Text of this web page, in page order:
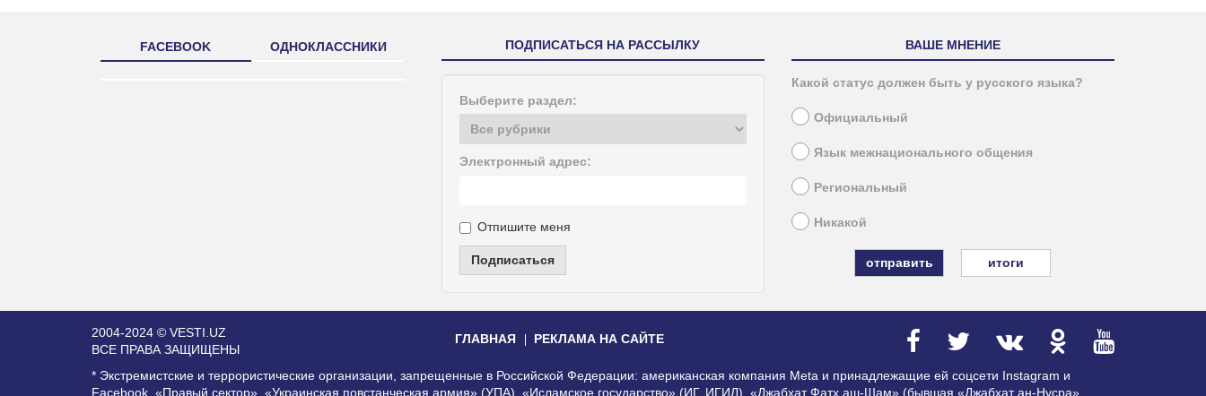
FACEBOOK ОДНОКЛАССНИКИ ПОДПИСАТЬСЯ НА РАССЫЛКУ
Выберите раздел:
Электронный адрес:
Отпишите меня
Подписаться
ВАШЕ МНЕНИЕ
Какой статус должен быть у русского языка?
Официальный
Язык межнационального общения
Региональный
Никакой
итоги
2004-2024 © VESTI.UZ
ВСЕ ПРАВА ЗАЩИЩЕНЫ
ГЛАВНАЯ РЕКЛАМА НА САЙТЕ
* Экстремистские и террористические организации, запрещенные в Российской Федерации: американская компания Meta и принадлежащие ей соцсети Instagram и
Facebook, «Правый сектор», «Украинская повстанческая армия» (УПА), «Исламское государство» (ИГ, ИГИЛ), «Джабхат Фатх аш-Шам» (бывшая «Джабхат ан-Нусра»,